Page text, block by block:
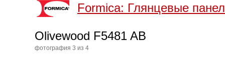
Formica: Глянцевые
Olivewood F5481 AB
фотография 3 из 4